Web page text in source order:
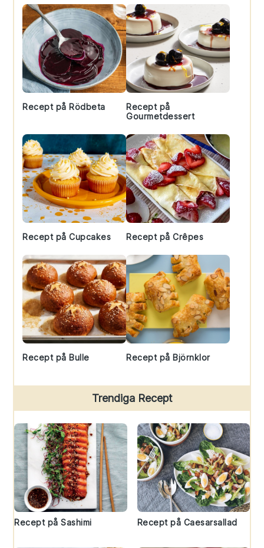
Recept på Rödbeta
Recept på
Gourmetdessert
Recept på Cupcakes Recept på Crêpes
Recept på Bulle Recept på Björnklor
Trendiga Recept
Recept på Sashimi Recept på Caesarsallad